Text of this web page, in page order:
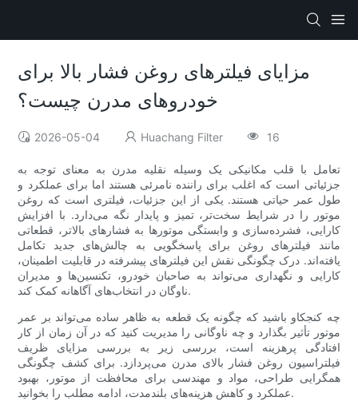
مزایای فیلترهای روغن فشار بالا برای
خودروهای مدرن چیست؟
2026-05-04 Huachang Filter 16
تعامل با قلب مکانیکی یک وسیله نقلیه مدرن به معنای توجه به
جزئیاتی است که اغلب برای راننده نامرئی هستند اما برای عملکرد و
طول عمر حیاتی هستند. یکی از این جزئیات، فیلتری است که روغن
موتور را در شرایط سخت‌تر، تمیز و پایدار نگه می‌دارد. با افزایش
کارایی، فشرده‌سازی و وابستگی موتورها به فشارهای بالاتر، قطعاتی
مانند فیلترهای روغن برای پاسخگویی به چالش‌های جدید تکامل
یافته‌اند. درک چگونگی نقش این فیلترهای پیشرفته در قابلیت اطمینان،
کارایی و نگهداری می‌تواند به صاحبان خودرو، تکنسین‌ها و مدیران
ناوگان در انتخاب‌های آگاهانه کمک کند.
چه کنجکاو باشید که چگونه یک قطعه به ظاهر ساده می‌تواند بر عمر
موتور تأثیر بگذارد و چه ناوگانی را مدیریت کنید که در آن زمان از کار
افتادگی پرهزینه است، بررسی زیر به بررسی مزایای ظریف
فیلتراسیون روغن فشار بالای مدرن می‌پردازد. برای کشف چگونگی
همگرایی طراحی، مواد و مهندسی برای محافظت از موتور، بهبود
عملکرد و کاهش هزینه‌های بلندمدت، ادامه مطلب را بخوانید.